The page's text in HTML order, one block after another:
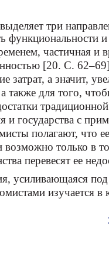
три
функциональности
частичная и
[20. С.
затрат, а значит,
также для того,
и государства с
полагают, что
только в
перевесят ее
усиливающаяся
изучается